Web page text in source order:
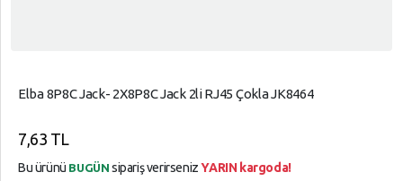
Elba 8P8C Jack- 2X8P8C Jack 2li RJ45 Çokla JK8464
7,63 TL
Bu ürünü BUGÜN sipariş verirsenizYARIN kargoda!